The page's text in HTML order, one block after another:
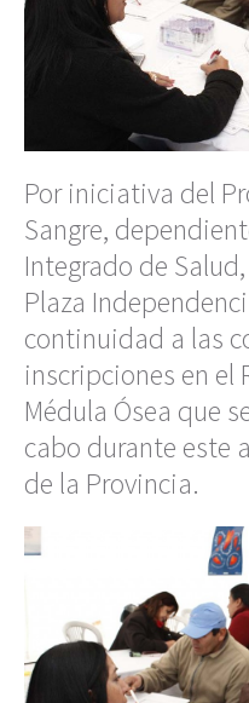
Por iniciativa del
Sangre,
Integrado de
Plaza
continuidad a las
inscripciones en el
Médula Ósea que
cabo durante este
de la Provincia.